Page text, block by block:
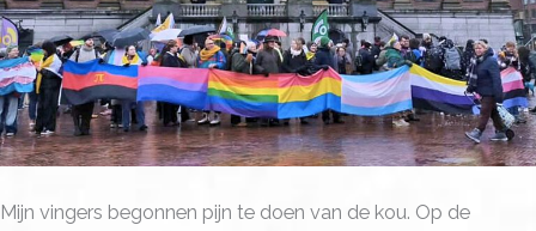
Mijn vingers begonnen pijn te doen van de kou. Op de